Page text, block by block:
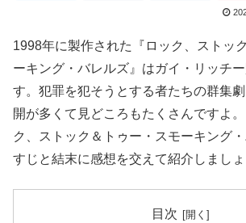
1998年に製作された『ロック、ストッ
ーキング・バレルズ』はガイ・リッチ
す。犯罪を犯そうとする者たちの群集
開が多くて見どころもたくさんですよ
ク、ストック＆トゥー・スモーキング
すじと結末に感想を交えて紹介しましょ
目次